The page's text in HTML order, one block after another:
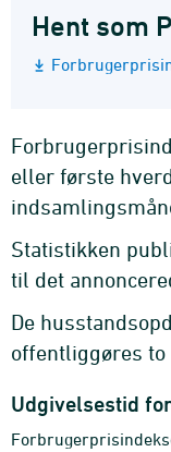
Hent som
eller første
Statistikken
til det
De
offentliggøres
Udgivelsestid